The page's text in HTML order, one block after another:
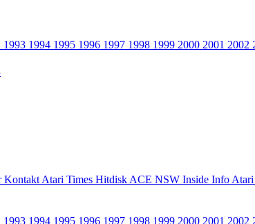
1993 1994 1995 1996 1997 1998 1999 2000 2001 2002
Kontakt Atari Times Hitdisk ACE NSW Inside Info
1993 1994 1995 1996 1997 1998 1999 2000 2001 2002